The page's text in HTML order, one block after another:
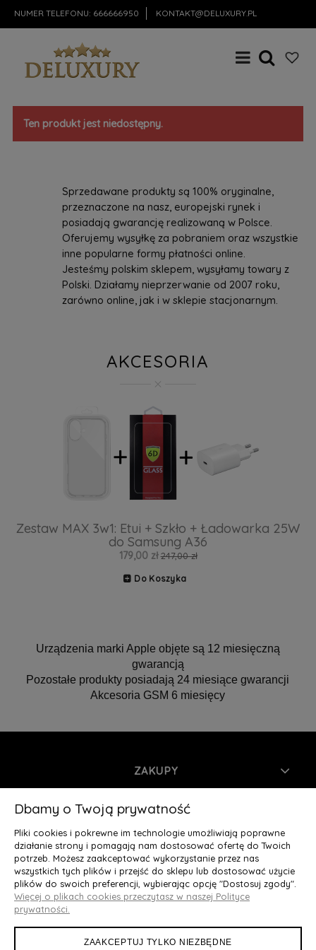
NUMER TELEFONU: 666666950 KONTAKT@DELUXURY.PL
Ten produkt jest niedostępny.
Sprzedawane produkty są 100% oryginalne,
przeznaczone na nasz, europejski rynek i
posiadają gwarancję realizowaną w Polsce.
Oferujemy wysyłkę za pobraniem oraz wszystkie
inne popularne formy płatności online.
Jesteśmy polskim sklepem, wysyłamy towary z
Polski. Działamy nieprzerwanie od 2007 roku,
zarówno online, jak i w sklepie stacjonarnym.
AKCESORIA
Zestaw MAX 3w1: Etui + Szkło + Ładowarka 25W
do Samsung A36
179,00 zł 247,00 zł
Do Koszyka
Urządzenia marki Apple objęte są 12 miesięczną
gwarancją
Pozostałe produkty posiadają 24 miesiące gwarancji
Akcesoria GSM 6 miesięcy
ZAKUPY
INFORMACJE
MOJE KONTO
O NAS
Deluxury.pl
Dbamy o Twoją prywatność
Pliki cookies i pokrewne im technologie umożliwiają poprawne
działanie strony i pomagają nam dostosować ofertę do Twoich
potrzeb. Możesz zaakceptować wykorzystanie przez nas
wszystkich tych plików i przejść do sklepu lub dostosować użycie
plików do swoich preferencji, wybierając opcję "Dostosuj zgody".
Więcej o plikach cookies przeczytasz w naszej Polityce
prywatności.
ZAAKCEPTUJ TYLKO NIEZBĘDNE